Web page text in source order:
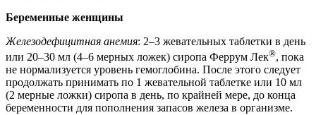
Беременные женщины
Железодефицитная анемия: 2–3 жевательных таблетки в день
или 20–30 мл (4–6 мерных ложек) сиропа Феррум Лек®, пока
не нормализуется уровень гемоглобина. После этого следует
продолжать принимать по 1 жевательной таблетке или 10 мл
(2 мерные ложки) сиропа в день, по крайней мере, до конца
беременности для пополнения запасов железа в организме.